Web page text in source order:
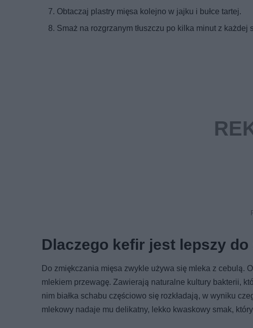
Obtaczaj plastry mięsa kolejno w jajku i bułce tartej.
Smaż na rozgrzanym tłuszczu po kilka minut z każdej
Dlaczego kefir jest lepszy
Do zmiękczania mięsa zwykle używa się mleka z cebulą.
mlekiem przewagę. Zawierają naturalne kultury bakterii,
nim białka schabu częściowo się rozkładają, w wyniku
mlekowy nadaje mu delikatny, lekko kwaskowy smak,